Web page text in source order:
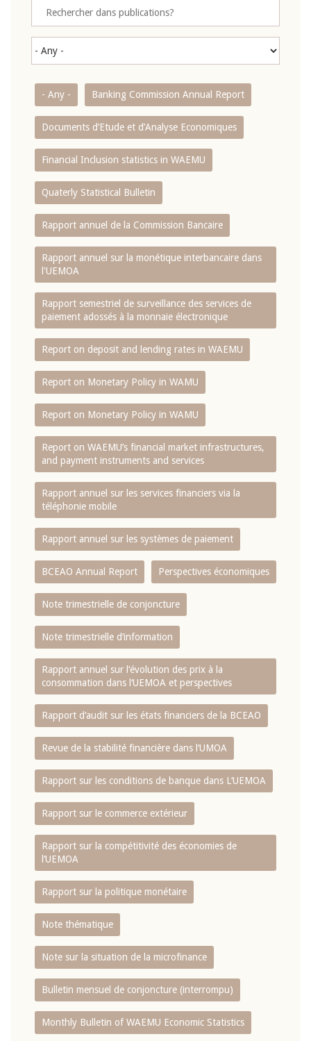
- Any - Banking Commission Annual Report
Documents d’Etude et d’Analyse Economiques
Financial Inclusion statistics in WAEMU
Quaterly Statistical Bulletin
Rapport annuel de la Commission Bancaire
Rapport annuel sur la monétique interbancaire dans
l'UEMOA
Rapport semestriel de surveillance des services de
paiement adossés à la monnaie électronique
Report on deposit and lending rates in WAEMU
Report on Monetary Policy in WAMU
Report on Monetary Policy in WAMU
Report on WAEMU’s financial market infrastructures,
and payment instruments and services
Rapport annuel sur les services financiers via la
téléphonie mobile
Rapport annuel sur les systèmes de paiement
BCEAO Annual Report Perspectives économiques
Note trimestrielle de conjoncture
Note trimestrielle d‘information
Rapport annuel sur l‘évolution des prix à la
consommation dans l‘UEMOA et perspectives
Rapport d‘audit sur les états financiers de la BCEAO
Revue de la stabilité financière dans l‘UMOA
Rapport sur les conditions de banque dans L‘UEMOA
Rapport sur le commerce extérieur
Rapport sur la compétitivité des économies de
l‘UEMOA
Rapport sur la politique monétaire
Note thématique
Note sur la situation de la microfinance
Bulletin mensuel de conjoncture (interrompu)
Monthly Bulletin of WAEMU Economic Statistics